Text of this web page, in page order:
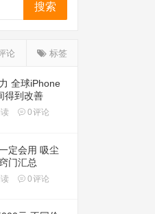
搜索
论 标签
全球iPhone
得到改善
0评论
定会用 吸尘
门汇总
0评论